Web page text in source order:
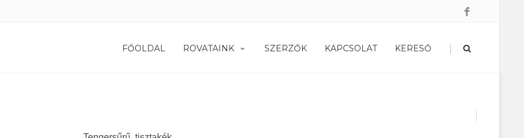
FŐOLDAL ROVATAINK SZERZŐK KAPCSOLAT KERESŐ |